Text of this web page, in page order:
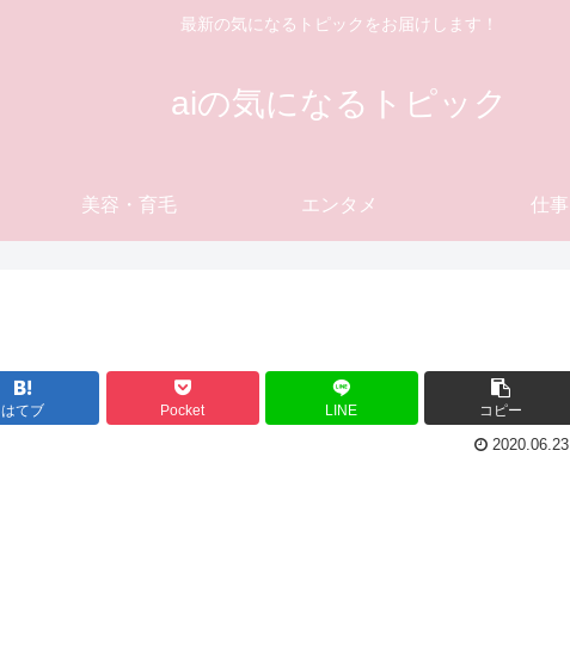
最新の気になるトピックをお届けします！
aiの気になるトピック
美容・育毛 エンタメ 仕事
はてブ Pocket LINE コピー
2020.06.23